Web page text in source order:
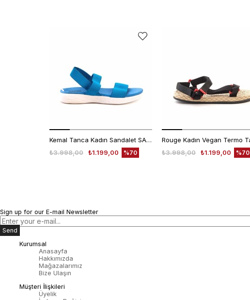
Kemal Tanca Kadın Sandalet SANDALET
₺1.199,00
₺3.998,00 %70
₺1.199,00
₺3.998,00 %70
Sign up for our E-mail Newsletter
Send
Kurumsal
Anasayfa
Hakkımızda
Mağazalarımız
Bize Ulaşın
Müşteri İlişkileri
Üyelik